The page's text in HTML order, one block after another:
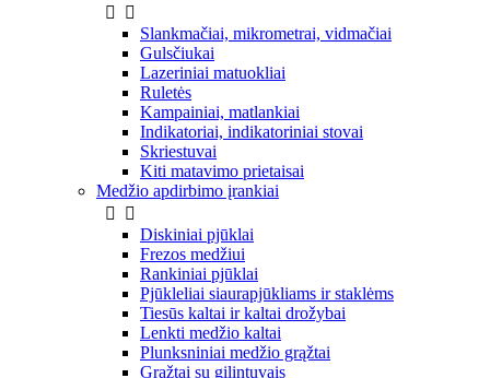


Slankmačiai, mikrometrai, vidmačiai
Gulsčiukai
Lazeriniai matuokliai
Ruletės
Kampainiai, matlankiai
Indikatoriai, indikatoriniai stovai
Skriestuvai
Kiti matavimo prietaisai
Medžio apdirbimo įrankiai


Diskiniai pjūklai
Frezos medžiui
Rankiniai pjūklai
Pjūkleliai siaurapjūkliams ir staklėms
Tiesūs kaltai ir kaltai drožybai
Lenkti medžio kaltai
Plunksniniai medžio grąžtai
Grąžtai su gilintuvais